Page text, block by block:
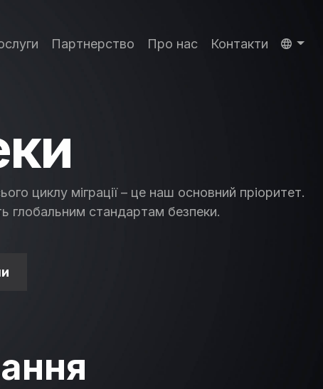
Партнерство Про нас Контакти
циклу міграції – це наш основний пріоритет.
глобальним стандартам безпеки.